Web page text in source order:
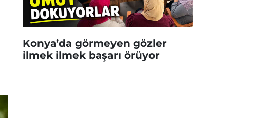
Konya’da görmeyen gözler
ilmek ilmek başarı örüyor